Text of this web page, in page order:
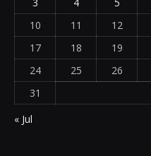
10
11 12
17
18 19
24
25 26
31
« Jul